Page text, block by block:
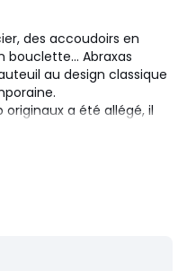
des accoudoirs en
bouclette... Abraxas
au design classique
a été allégé, il
Une création
Européenne.